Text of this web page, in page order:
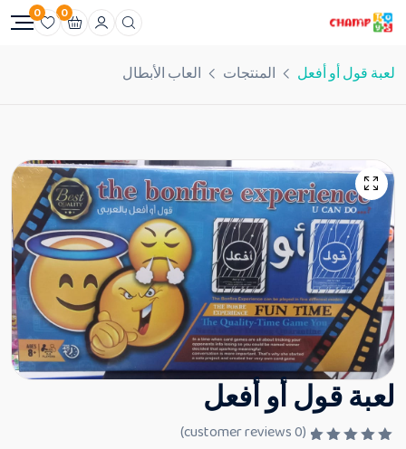
0
0
لعبة قول أو أفعل المنتجات العاب الأبطال
لعبة قول أو أفعل
(
0